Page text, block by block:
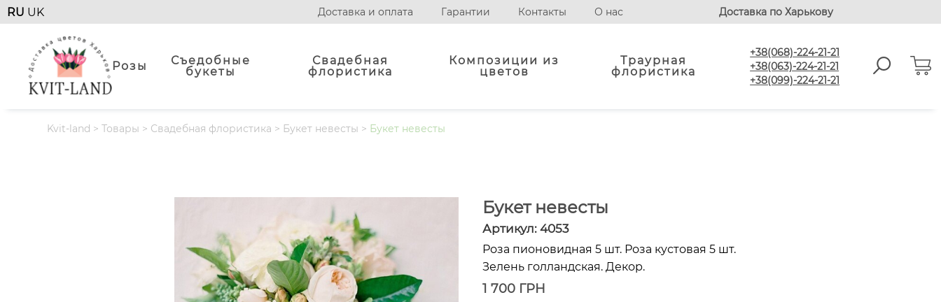
RU UK Доставка и оплата Гарантии Контакты О нас Доставка по Харькову
Розы
Съедобные
букеты
Свадебная
флористика
Композиции из
цветов
Траурная
флористика
+38(068)-224-21-21
+38(063)-224-21-21
+38(099)-224-21-21
Kvit-land >Товары > Свадебная флористика > Букет невесты > Букет невесты
Букет невесты
Артикул: 4053
Роза пионовидная 5 шт. Роза кустовая 5 шт.
Зелень голландская. Декор.
1 700 ГРН